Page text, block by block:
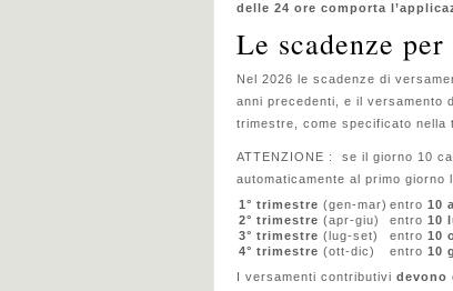
delle 24 ore comporta
Le scadenze
Nel 2026 le scadenze di
anni precedenti, e il versamento
trimestre, come specificato nella
ATTENZIONE : se il giorno 10
automaticamente al primo giorno
1° trimestre (gen-mar) entro 10
2° trimestre (apr-giu) entro 10
3° trimestre (lug-set) entro 10
4° trimestre (ott-dic) entro 10
I versamenti contributivi devono